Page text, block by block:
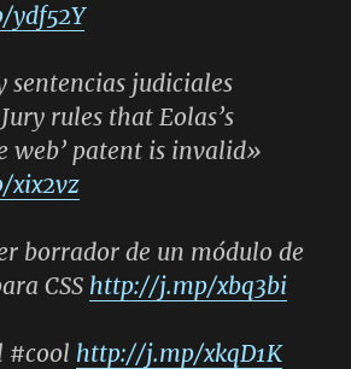
sentencias judiciales
rules that Eolas’s
web’ patent is invalid»
xix2vz
borrador de un módulo de
CSS http://j.mp/xbq3bi
#cool http://j.mp/xkqD1K